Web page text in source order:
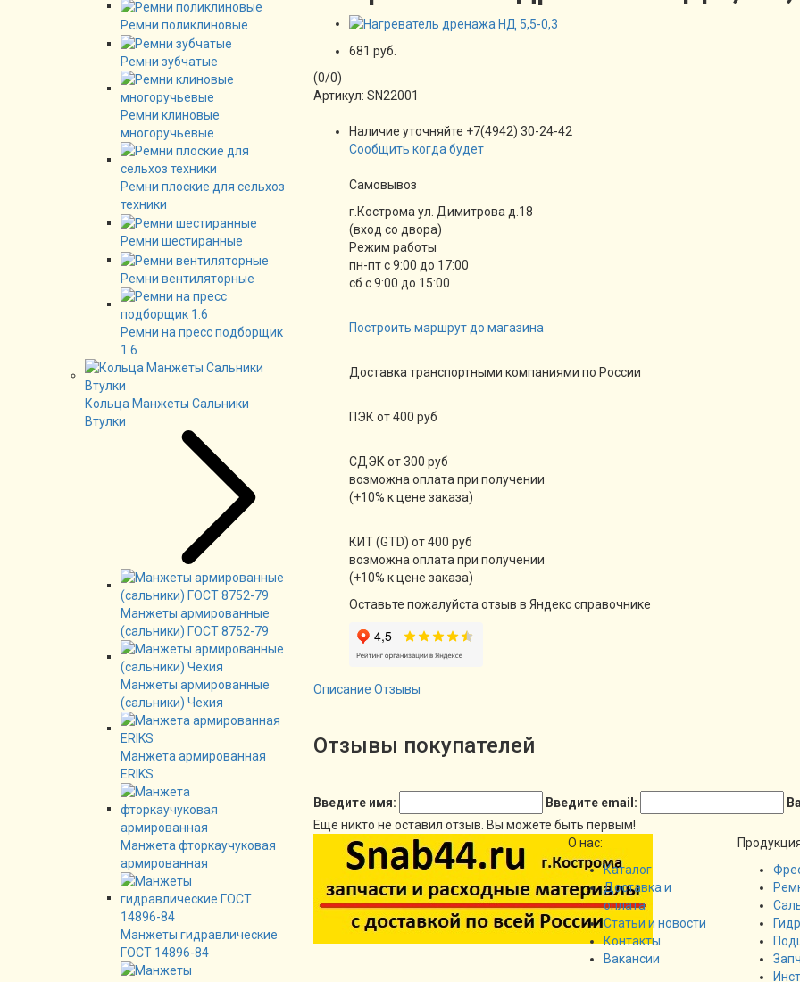
Ремни поликлиновые
Ремни зубчатые
Ремни клиновые
многоручьевые
Ремни плоские для сельхоз
техники
Ремни шестиранные
Ремни вентиляторные
Ремни на пресс подборщик
1.6
Кольца Манжеты Сальники
Втулки
Манжеты армированные
(сальники) ГОСТ 8752-79
Манжеты армированные
(сальники) Чехия
Манжета армированная
ERIKS
Манжета фторкаучуковая
армированная
Манжеты гидравлические
ГОСТ 14896-84
681 руб.
(0/0)
Артикул: SN22001
Наличие уточняйте +7(4942) 30-24-42
Сообщить когда будет
Cамовывоз
г.Кострома ул. Димитрова д.18
(вход со двора)
Режим работы
пн-пт с 9:00 до 17:00
сб с 9:00 до 15:00
Построить маршрут до магазина
Доставка транспортными компаниями по России
ПЭК от 400 руб
СДЭК от 300 руб
возможна оплата при получении
(+10% к цене заказа)
КИТ (GTD) от 400 руб
возможна оплата при получении
(+10% к цене заказа)
Оставьте пожалуйста отзыв в Яндекс справочнике
Описание Отзывы
Отзывы покупателей
Введите имя: Введите email:
Еще никто не оставил отзыв. Вы можете быть первым!
О нас:
Каталог
Доставка и
оплата
Статьи и новости
Контакты
Вакансии